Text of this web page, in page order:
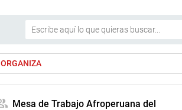
ORGANIZA
Mesa de Trabajo Afroperuana del